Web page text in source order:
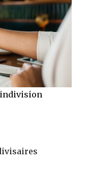
indivision